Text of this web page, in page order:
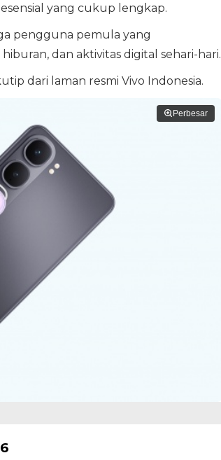
yang cukup lengkap.
pengguna pemula yang
dan aktivitas digital sehari-hari.
dari laman resmi Vivo Indonesia.
Perbesar